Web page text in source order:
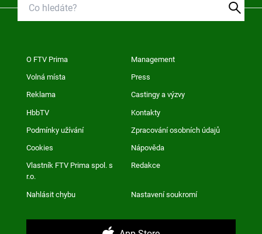
O FTV Prima Management
Volná místa Press
Reklama Castingy a výzvy
HbbTV Kontakty
Podmínky užívání Zpracování osobních údajů
Cookies Nápověda
Vlastník FTV Prima spol. s
r.o.
Redakce
Nahlásit chybu Nastavení soukromí